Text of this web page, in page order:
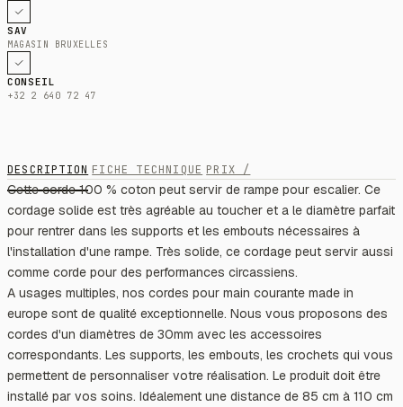
SAV
MAGASIN BRUXELLES
CONSEIL
+32 2 640 72 47
DESCRIPTION FICHE TECHNIQUE PRIX /
Cette corde 100 % coton peut servir de rampe pour escalier. Ce
cordage solide est très agréable au toucher et a le diamètre parfait
pour rentrer dans les supports et les embouts nécessaires à
l'installation d'une rampe. Très solide, ce cordage peut servir aussi
comme corde pour des performances circassiens.
A usages multiples, nos cordes pour main courante made in
europe sont de qualité exceptionnelle. Nous vous proposons des
cordes d'un diamètres de 30mm avec les accessoires
correspondants. Les supports, les embouts, les crochets qui vous
permettent de personnaliser votre réalisation. Le produit doit être
installé par vos soins. Idéalement une distance de 85 cm à 110 cm